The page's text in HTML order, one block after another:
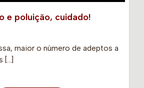
e poluição, cuidado!
maior o número de adeptos a
[…]